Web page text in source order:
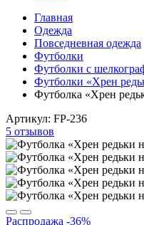
Главная
Одежда
Повседневная одежда
Футболки
Футболки с
Футболки «Хрен
Футболка «Хрен
Артикул: FP-236
5 отзывов
Распродажа -36%